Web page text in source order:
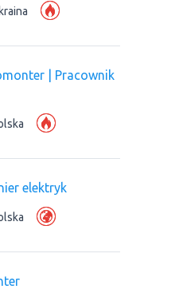
| Pracownik
elektryk